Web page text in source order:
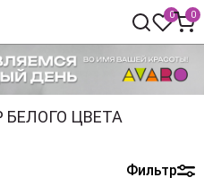
0 0
ЦВЕТА
Фильтр